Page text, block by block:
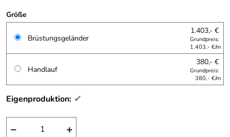
Größe
Brüstungsgeländer
1.403,- €
Grundpreis:
1.403,- €/m
Handlauf
380,- €
Grundpreis:
380,- €/m
Eigenproduktion: ✓
− +